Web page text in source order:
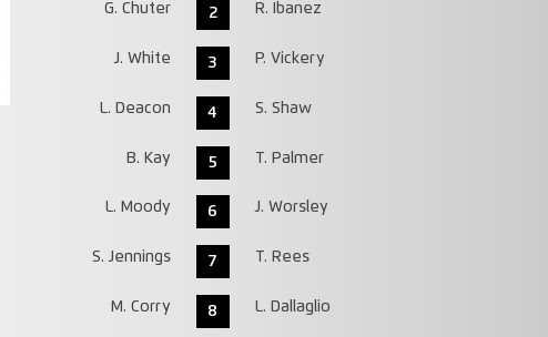
G. Chuter 2 R. Ibanez
J. White 3 P. Vickery
L. Deacon 4 S. Shaw
B. Kay 5 T. Palmer
L. Moody 6 J. Worsley
S. Jennings 7 T. Rees
M. Corry 8 L. Dallaglio